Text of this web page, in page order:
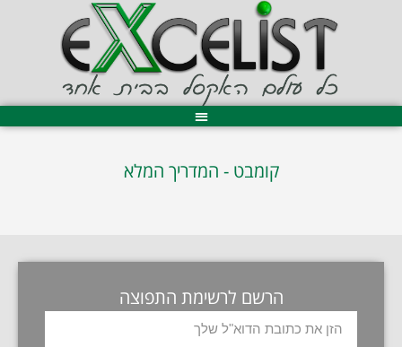
קומבט - המדריך המלא
הרשם לרשימת התפוצה